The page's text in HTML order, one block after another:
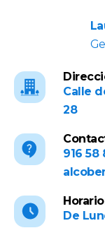
Calle
28
916 58
De